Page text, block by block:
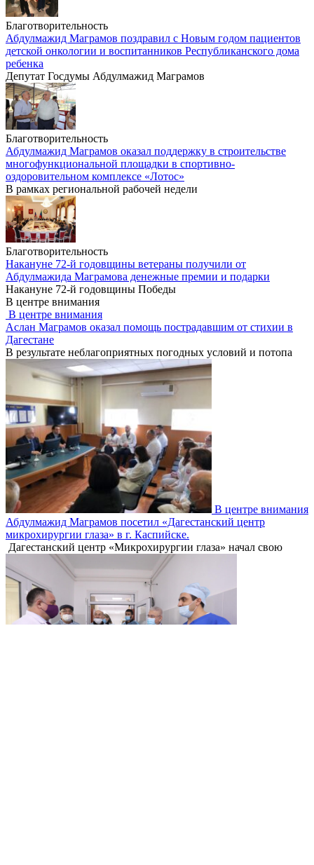
Благотворительность
Абдулмажид Маграмов поздравил с Новым годом пациентов
детской онкологии и воспитанников Республиканского дома
ребенка
Депутат Госдумы Абдулмажид Маграмов
Благотворительность
Абдулмажид Маграмов оказал поддержку в строительстве
многофункциональной площадки в спортивно-
оздоровительном комплексе «Лотос»
В рамках региональной рабочей недели
Благотворительность
Накануне 72-й годовщины ветераны получили от
Абдулмажида Маграмова денежные премии и подарки
Накануне 72-й годовщины Победы
В центре внимания
В центре внимания
Аслан Маграмов оказал помощь пострадавшим от стихии в
Дагестане
В результате неблагоприятных погодных условий и потопа
В центре внимания
Абдулмажид Маграмов посетил «Дагестанский центр
микрохирургии глаза» в г. Каспийске.
Дагестанский центр «Микрохирургии глаза» начал свою